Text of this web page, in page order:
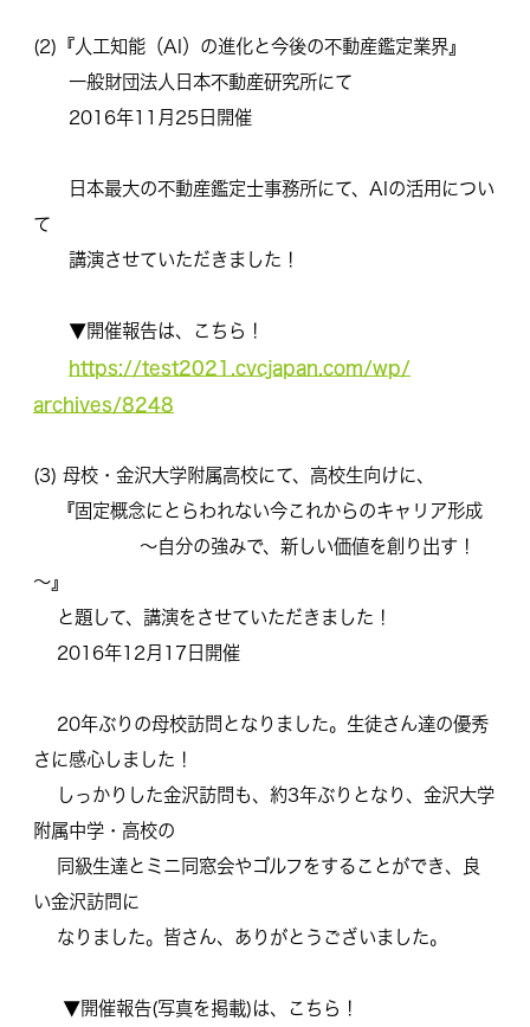
(2)『人工知能（AI）の進化と今後の不動産鑑定業界』
一般財団法人日本不動産研究所にて
2016年11月25日開催
日本最大の不動産鑑定士事務所にて、AIの活用につい
て
講演させていただきました！
▼開催報告は、こちら！
https://test2021.cvcjapan.com/wp/
archives/8248
(3) 母校・金沢大学附属高校にて、高校生向けに、
『固定概念にとらわれない今これからのキャリア形成
～自分の強みで、新しい価値を創り出す！
～』
と題して、講演をさせていただきました！
2016年12月17日開催
20年ぶりの母校訪問となりました。 生徒さん達の優秀
さに感心しました！
しっかりした金沢訪問も、約3年ぶりとなり、金沢大学
附属中学・ 高校の
同級生達とミニ同窓会やゴルフをすることができ、良
い金沢訪問に
なりました。皆さん、ありがとうございました。
▼開催報告(写真を掲載)は、こちら！